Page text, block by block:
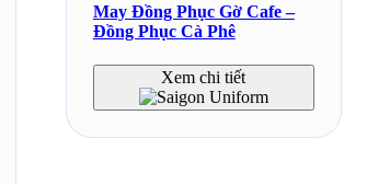
May Đồng Phục Gờ Cafe –
Đồng Phục Cà Phê
Xem chi tiết